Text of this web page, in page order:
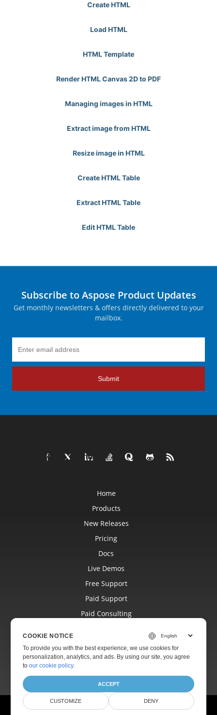
Create HTML
Load HTML
HTML Template
Render HTML Canvas 2D to PDF
Managing images in HTML
Extract image from HTML
Resize image in HTML
Create HTML Table
Extract HTML Table
Edit HTML Table
Subscribe to Aspose Product Updates
Get monthly newsletters & offers directly delivered to your
mailbox.
Submit
Home
Products
New Releases
Pricing
Docs
Live Demos
Free Support
Paid Support
Paid Consulting
Websites
About
© Aspose Pty Ltd 2001-2026.
COOKIE NOTICE
To provide you with the best experience, we use cookies for
personalization, analytics, and ads. By using our site, you agree
toour cookie policy.
ACCEPT
CUSTOMIZE DENY